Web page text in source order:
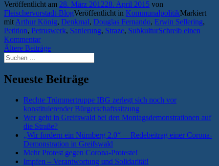
Veröffentlicht am 28. März 201228. April 2015 von
Fleischervorstadt-BlogVeröffentlicht in KommunalpolitikMarkiert
mit Arthur König, Denkmal, Douglas Fernando, Erwin Sellering,
Petition, Petruswerk, Sanierung, Straze, SubkulturSchreib einen
Kommentar
Beitragsnavigation
Ältere Beiträge
Suchen
nach:
Neueste Beiträge
Rechte Trümmertruppe IBG zerlegt sich noch vor
konstituierender Bürgerschaftssitzung
Wer geht in Greifswald bei den Montagsdemonstrationen auf
die Straße?
„Wir fordern ein Nürnberg 2.0“ —Redebeitrag einer Corona-
Demonstration in Greifswald
Mehr Protest gegen Corona-Proteste!
Impfen – Verantwortung und Solidarität!